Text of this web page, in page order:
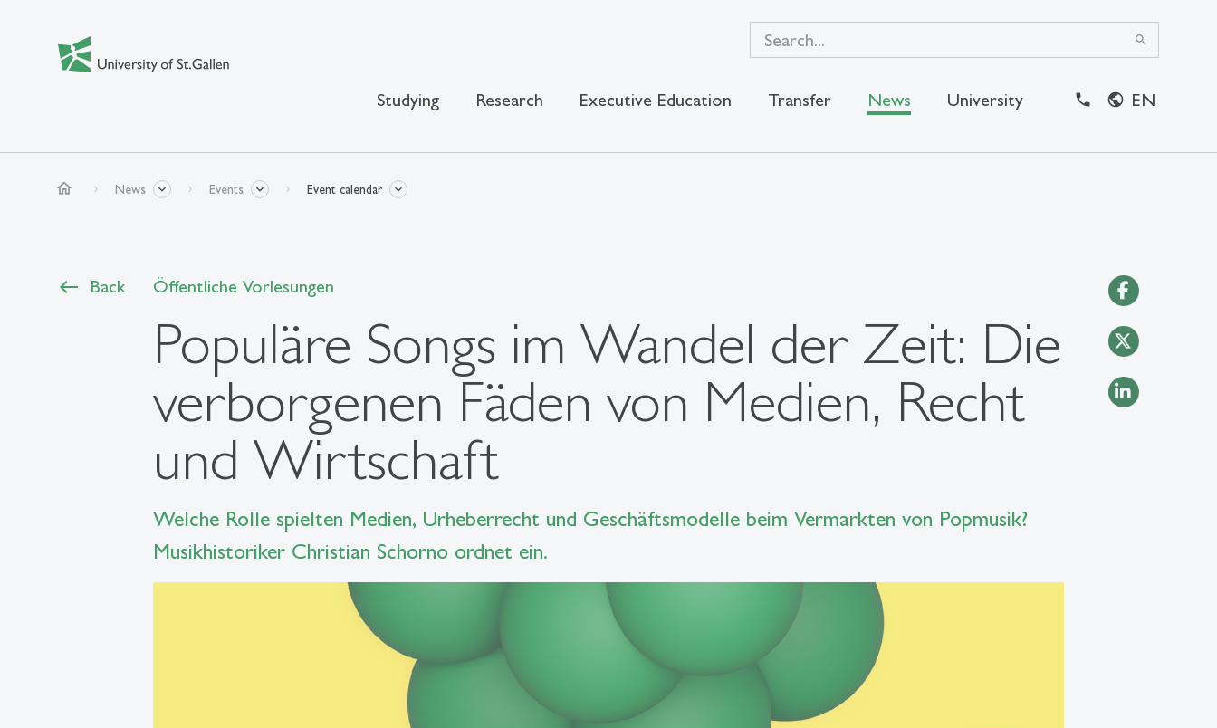
search
Studying Research Executive Education Transfer News University EN
home News Events Event calendar
Back Öffentliche Vorlesungen
Populäre Songs im Wandel der Zeit: Die
verborgenen Fäden von Medien, Recht
und Wirtschaft
Welche Rolle spielten Medien, Urheberrecht und Geschäftsmodelle beim Vermarkten von Popmusik?
Musikhistoriker Christian Schorno ordnet ein.